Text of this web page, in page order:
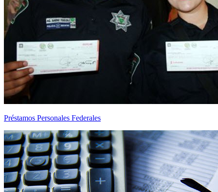
Préstamos Personales Federales